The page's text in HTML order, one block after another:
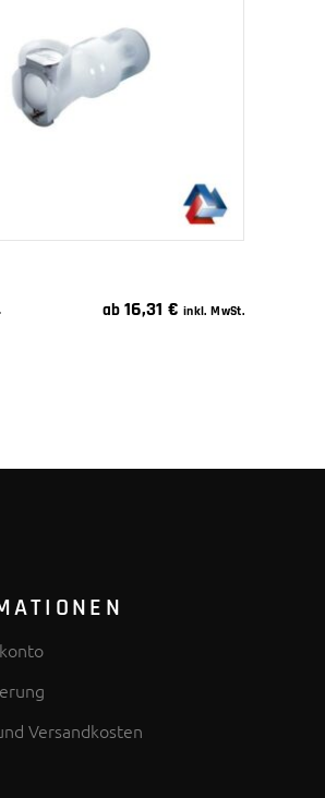
WEITERLESEN
ab 16,31€ inkl. MwSt.
Versandkosten